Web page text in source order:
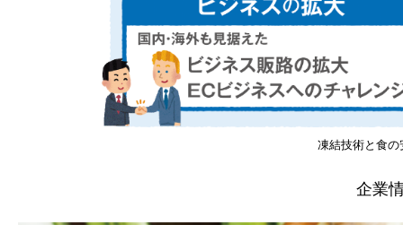
凍結技術と食
企業